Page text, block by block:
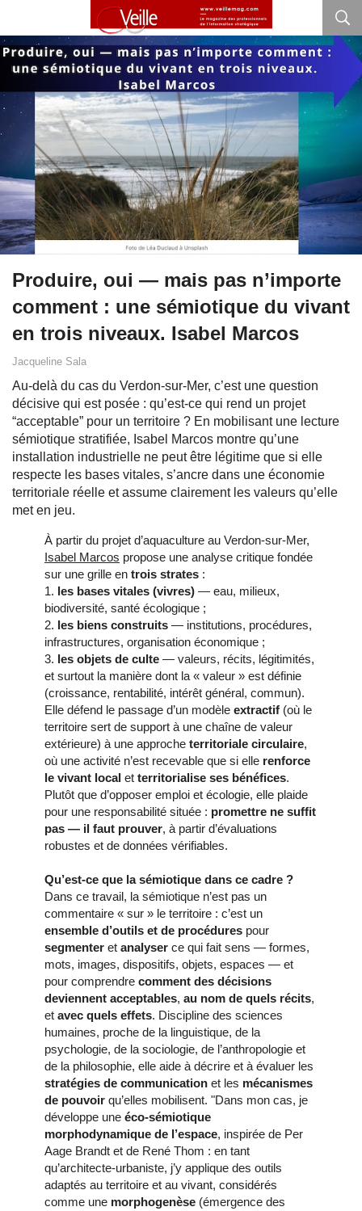
Produire, oui — mais pas n’importe
comment : une sémiotique du vivant
en trois niveaux. Isabel Marcos
Jacqueline Sala
Au-delà du cas du Verdon-sur-Mer, c’est une question
décisive qui est posée : qu’est-ce qui rend un projet
“acceptable” pour un territoire ? En mobilisant une lecture
sémiotique stratifiée, Isabel Marcos montre qu’une
installation industrielle ne peut être légitime que si elle
respecte les bases vitales, s’ancre dans une économie
territoriale réelle et assume clairement les valeurs qu’elle
met en jeu.
À partir du projet d’aquaculture au Verdon-sur-Mer,
Isabel Marcos propose une analyse critique fondée
sur une grille en trois strates :
les bases vitales (vivres) — eau, milieux,
biodiversité, santé écologique ;
les biens construits — institutions, procédures,
infrastructures, organisation économique ;
les objets de culte — valeurs, récits, légitimités,
et surtout la manière dont la « valeur » est définie
(croissance, rentabilité, intérêt général, commun).
Elle défend le passage d’un modèle extractif (où le
territoire sert de support à une chaîne de valeur
extérieure) à une approche territoriale circulaire,
où une activité n’est recevable que si elle renforce
le vivant local et territorialise ses bénéfices.
Plutôt que d’opposer emploi et écologie, elle plaide
pour une responsabilité située : promettre ne suffit
pas — il faut prouver, à partir d’évaluations
robustes et de données vérifiables.
Qu’est-ce que la sémiotique dans ce cadre ?
Dans ce travail, la sémiotique n’est pas un
commentaire « sur » le territoire : c’est un
ensemble d’outils et de procédures pour
segmenter et analyser ce qui fait sens — formes,
mots, images, dispositifs, objets, espaces — et
pour comprendre comment des décisions
deviennent acceptables, au nom de quels récits,
et avec quels effets. Discipline des sciences
humaines, proche de la linguistique, de la
psychologie, de la sociologie, de l’anthropologie et
de la philosophie, elle aide à décrire et à évaluer les
stratégies de communication et les mécanismes
de pouvoir qu’elles mobilisent. "Dans mon cas, je
développe une éco-sémiotique
morphodynamique de l’espace, inspirée de Per
Aage Brandt et de René Thom : en tant
qu’architecte-urbaniste, j’y applique des outils
adaptés au territoire et au vivant, considérés
comme une morphogenèse (émergence des